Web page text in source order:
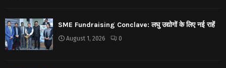
SME Fundraising Conclave: लघु उद्योगों के लिए नई राहें
August 1, 2026 0